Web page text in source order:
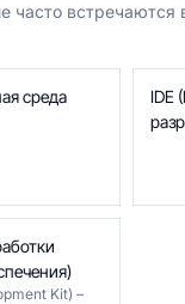
часто
среда
IDE
Kit) –